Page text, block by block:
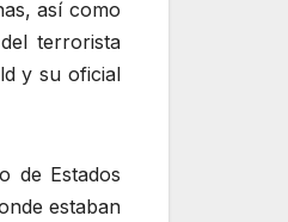
así como
terrorista
y su oficial
de Estados
estaban